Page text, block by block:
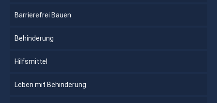
Barrierefrei Bauen
Behinderung
Hilfsmittel
Leben mit Behinderung